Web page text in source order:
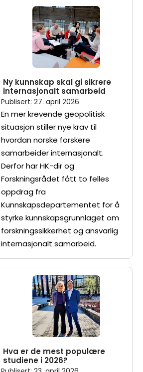
Ny kunnskap skal gi sikrere
internasjonalt samarbeid
Publisert: 27. april 2026
En mer krevende geopolitisk
situasjon stiller nye krav til
hvordan norske forskere
samarbeider internasjonalt.
Derfor har HK-dir og
Forskningsrådet fått to felles
oppdrag fra
Kunnskapsdepartementet for å
styrke kunnskapsgrunnlaget om
forskningssikkerhet og ansvarlig
internasjonalt samarbeid.
Hva er de mest populære
studiene i 2026?